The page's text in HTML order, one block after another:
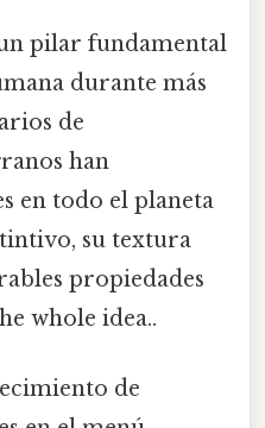
pilar fundamental
durante más
de
han
en todo el planeta
su textura
propiedades
whole idea..
de